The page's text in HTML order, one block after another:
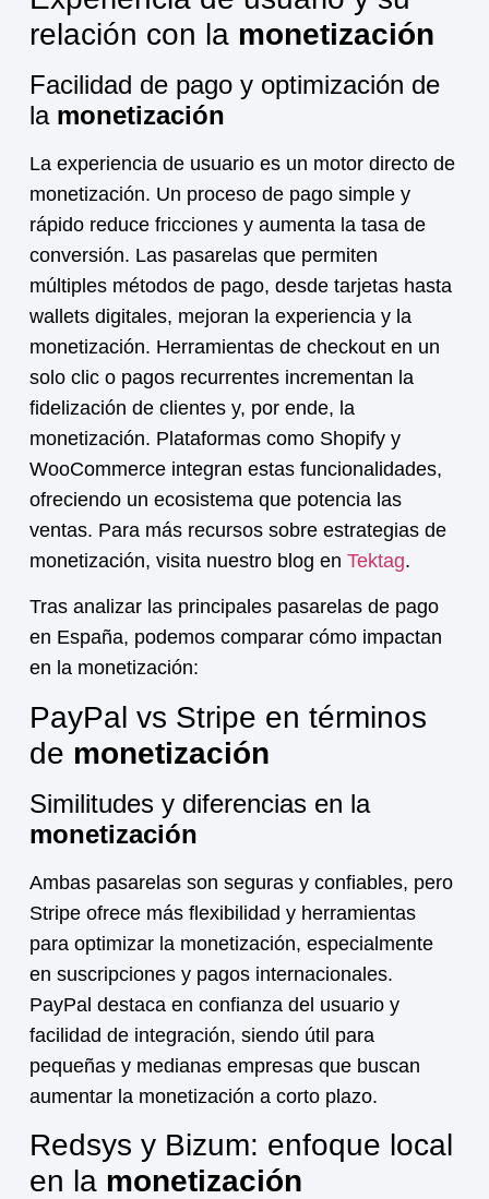
relación con la monetización
Facilidad de pago y optimización de
la monetización
La experiencia de usuario es un motor directo de
monetización. Un proceso de pago simple y
rápido reduce fricciones y aumenta la tasa de
conversión. Las pasarelas que permiten
múltiples métodos de pago, desde tarjetas hasta
wallets digitales, mejoran la experiencia y la
monetización. Herramientas de checkout en un
solo clic o pagos recurrentes incrementan la
fidelización de clientes y, por ende, la
monetización. Plataformas como Shopify y
WooCommerce integran estas funcionalidades,
ofreciendo un ecosistema que potencia las
ventas. Para más recursos sobre estrategias de
monetización, visita nuestro blog en Tektag.
Tras analizar las principales pasarelas de pago
en España, podemos comparar cómo impactan
en la monetización:
PayPal vs Stripe en términos
de monetización
Similitudes y diferencias en la
monetización
Ambas pasarelas son seguras y confiables, pero
Stripe ofrece más flexibilidad y herramientas
para optimizar la monetización, especialmente
en suscripciones y pagos internacionales.
PayPal destaca en confianza del usuario y
facilidad de integración, siendo útil para
pequeñas y medianas empresas que buscan
aumentar la monetización a corto plazo.
Redsys y Bizum: enfoque local
en la monetización